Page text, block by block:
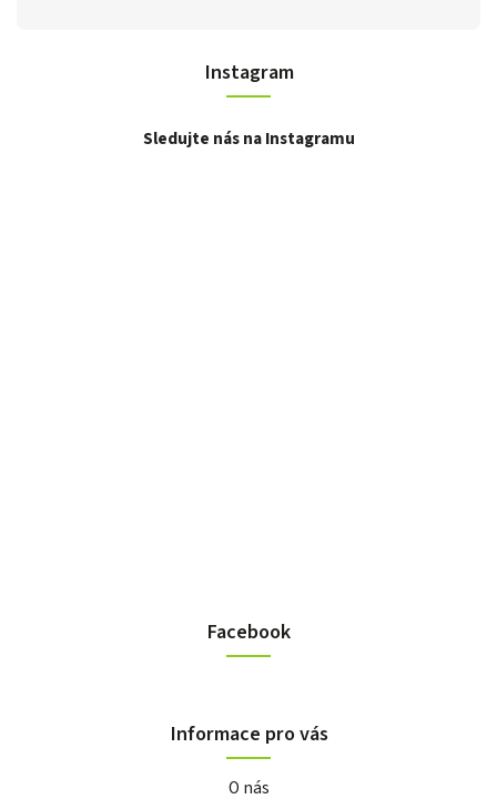
Instagram
Sledujte nás na Instagramu
Facebook
Informace pro vás
O nás